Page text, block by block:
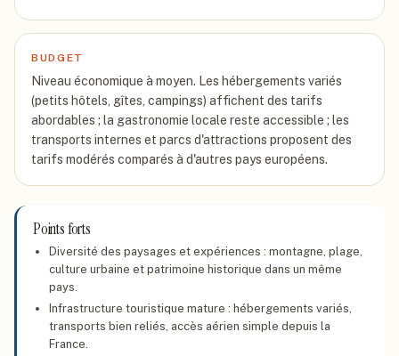
BUDGET
Niveau économique à moyen. Les hébergements variés
(petits hôtels, gîtes, campings) affichent des tarifs
abordables ; la gastronomie locale reste accessible ; les
transports internes et parcs d'attractions proposent des
tarifs modérés comparés à d'autres pays européens.
Points forts
Diversité des paysages et expériences : montagne, plage,
culture urbaine et patrimoine historique dans un même
pays.
Infrastructure touristique mature : hébergements variés,
transports bien reliés, accès aérien simple depuis la
France.